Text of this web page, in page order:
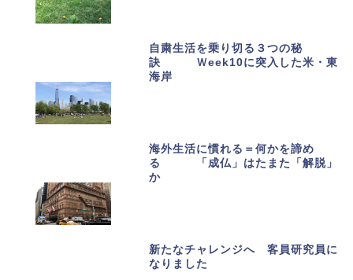
自粛生活を乗り切る３つの秘
訣 Ｗeek10に突入した米・東
海岸
海外生活に慣れる＝何かを諦め
る 「成仏」はたまた「解脱」
か
新たなチャレンジへ 客員研究員に
なりました